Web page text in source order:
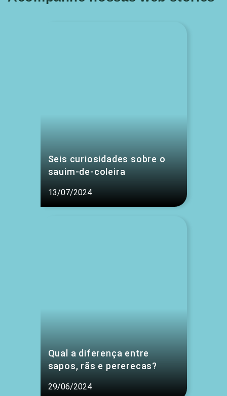
Seis curiosidades sobre o
sauim-de-coleira
13/07/2024
Qual a diferença entre
sapos, rãs e pererecas?
29/06/2024